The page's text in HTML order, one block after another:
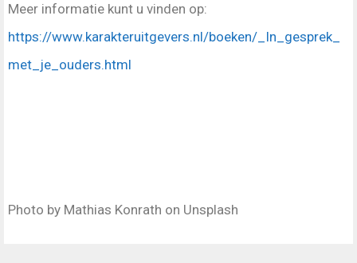
Meer informatie kunt u vinden op:
https://www.karakteruitgevers.nl/boeken/_In_gesprek_
met_je_ouders.html
Photo by Mathias Konrath on Unsplash